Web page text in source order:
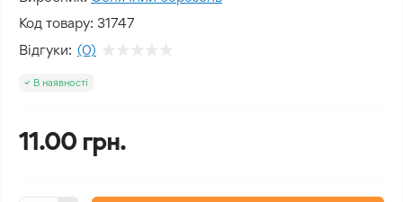
Код товару: 31747
Відгуки: (0)
В наявності
11.00 грн.